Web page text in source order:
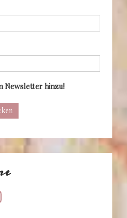
Newsletter hinzu!